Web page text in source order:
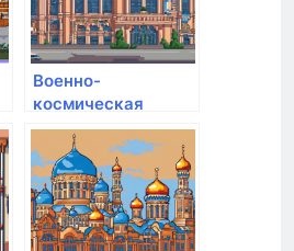
Военно-
космическая
академия им. А.Ф.
Можайского